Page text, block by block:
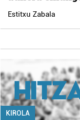
Estitxu Zabala
KIROLA